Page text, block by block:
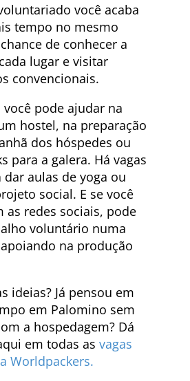
você acaba
tempo no mesmo
de conhecer a
lugar e visitar
convencionais.
pode ajudar na
hostel, na preparação
dos hóspedes ou
para a galera. Há vagas
aulas de yoga ou
social. E se você
as redes sociais, pode
voluntário numa
na produção
ideias? Já pensou em
em Palomino sem
a hospedagem? Dá
em todas as vagas
Worldpackers.